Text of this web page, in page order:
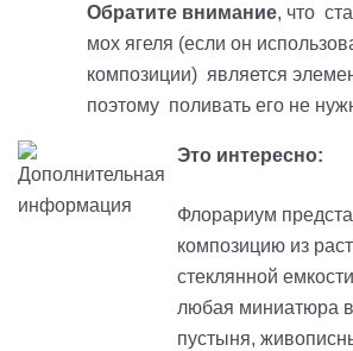
Обратите внимание, что
мох ягеля (если он
композиции) является
поэтому поливать его не
Это интересно:
Флорариум
композицию из
стеклянной
любая миниатюра
пустыня,